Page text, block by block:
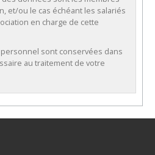
et/ou le cas échéant les salariés
en charge de cette
sont conservées dans
au traitement de votre